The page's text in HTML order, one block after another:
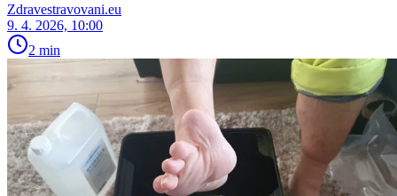
Zdravestravovani.eu
9. 4. 2026, 10:00
2 min